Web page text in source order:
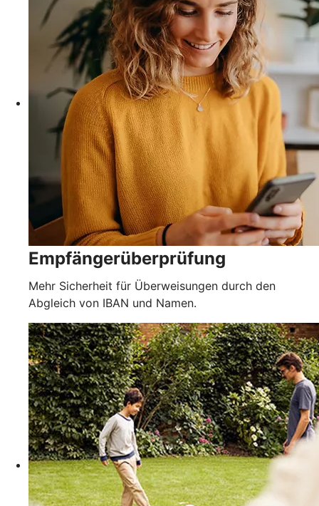
Empfängerüberprüfung
Mehr Sicherheit für Überweisungen durch den
Abgleich von IBAN und Namen.